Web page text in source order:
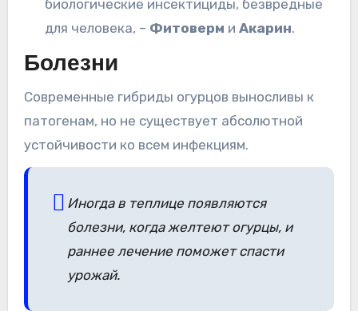
биологические инсектициды, безвредные
для человека, – Фитоверм и Акарин.
Болезни
Современные гибриды огурцов выносливы к
патогенам, но не существует абсолютной
устойчивости ко всем инфекциям.
Иногда в теплице появляются
болезни, когда желтеют огурцы, и
раннее лечение поможет спасти
урожай.